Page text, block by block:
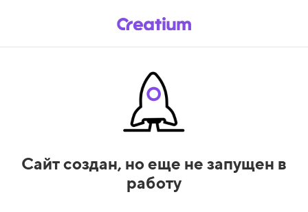
Сайт создан, но еще не запущен в
работу